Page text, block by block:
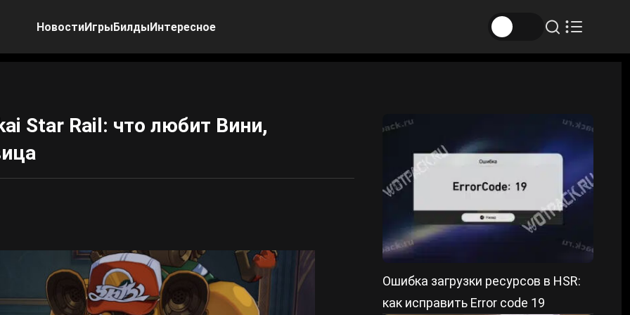
НовостиИгрыБилдыИнтересное
Star Rail: что любит Вини,
Ошибка загрузки ресурсов в HSR:
как исправить Error code 19